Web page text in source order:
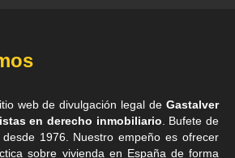
web de divulgación legal de Gastalver
en derecho inmobiliario . Bufete de
, desde 1976. Nuestro empeño es ofrecer
sobre vivienda en España de forma